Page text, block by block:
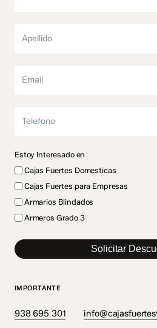
Estoy Interesado en
Cajas Fuertes Domesticas
Cajas Fuertes para Empresas
Armarios Blindados
Armeros Grado 3
Solicitar
IMPORTANTE
938 695 301